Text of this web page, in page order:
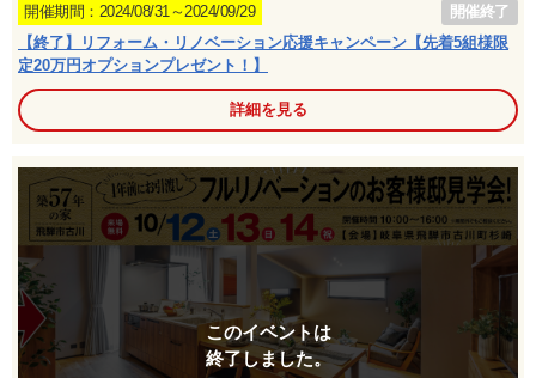
開催期間：2024/08/31～2024/09/29
開催終了
【終了】リフォーム・リノベーション応援キャンペーン【先着5組様限
定20万円オプションプレゼント！】
詳細を見る
このイベントは
終了しました。